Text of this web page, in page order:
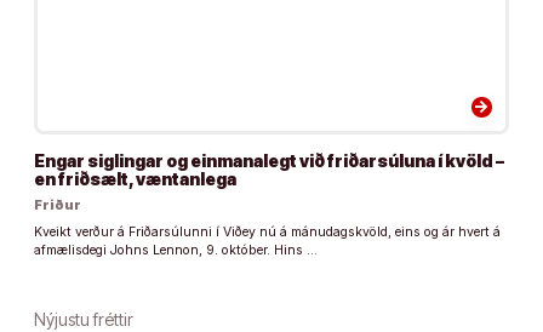
arrow_forward
Engar siglingar og einmanalegt við friðarsúluna í kvöld –
en friðsælt, væntanlega
Friður
Kveikt verður á Friðarsúlunni í Viðey nú á mánudagskvöld, eins og ár hvert á
afmælisdegi Johns Lennon, 9. október. Hins …
Nýjustu fréttir